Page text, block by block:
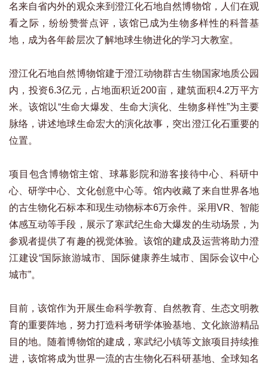
名来自省内外的观众来到澄江化石地自然博物馆，人们在观
看之际，纷纷赞誉点评，该馆已成为生物多样性的科普基
地，成为各年龄层次了解地球生物进化的学习大教室。
澄江化石地自然博物馆建于澄江动物群古生物国家地质公园
内，投资6.3亿元，占地面积近200亩，建筑面积4.2万平方
米。该馆以“生命大爆发、生命大演化、生物多样性”为主要
脉络，讲述地球生命宏大的演化故事，突出澄江化石重要的
位置。
项目包含博物馆主馆、球幕影院和游客接待中心、科研中
心、研学中心、文化创意中心等。馆内收藏了来自世界各地
的古生物化石标本和现生动物标本6万余件。采用VR、智能
体感互动等手段，展示了寒武纪生命大爆发的生动场景，为
参观者提供了有趣的视觉体验。该馆的建成及运营将助力澄
江建设“国际旅游城市、国际健康养生城市、国际会议中心
城市”。
目前，该馆作为开展生命科学教育、自然教育、生态文明教
育的重要阵地，努力打造科考研学体验基地、文化旅游精品
目的地。随着博物馆的建成，寒武纪小镇等文旅项目持续推
进，该馆将成为世界一流的古生物化石科研基地、全球知名